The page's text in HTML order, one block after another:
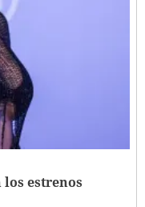
estrenos